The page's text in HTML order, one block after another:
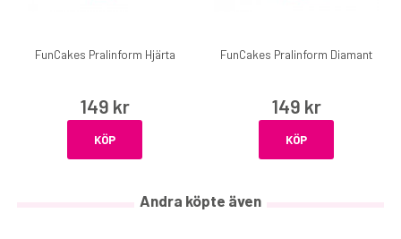
FunCakes Pralinform Hjärta
149 kr
KÖP
FunCakes Pralinform Diamant
149 kr
KÖP
Andra köpte även